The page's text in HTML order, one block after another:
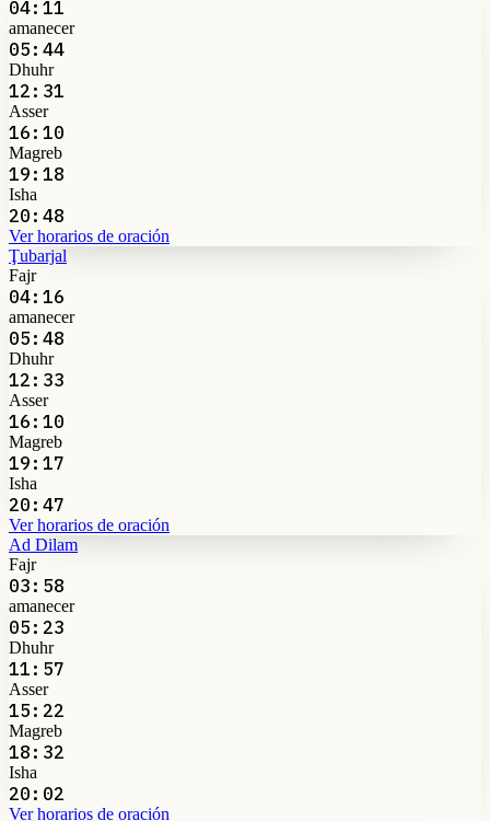
04:11
amanecer
05:44
Dhuhr
12:31
Asser
16:10
Magreb
19:18
Isha
20:48
Ver horarios de oración
Ţubarjal
Fajr
04:16
amanecer
05:48
Dhuhr
12:33
Asser
16:10
Magreb
19:17
Isha
20:47
Ver horarios de oración
Ad Dilam
Fajr
03:58
amanecer
05:23
Dhuhr
11:57
Asser
15:22
Magreb
18:32
Isha
20:02
Ver horarios de oración